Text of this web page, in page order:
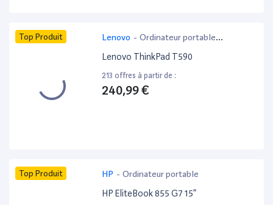
Top Produit Lenovo - Ordinateur portable
bureautique
Lenovo ThinkPad T590
213 offres à partir de :
240,99 €
Top Produit HP - Ordinateur portable
HP EliteBook 855 G7 15”